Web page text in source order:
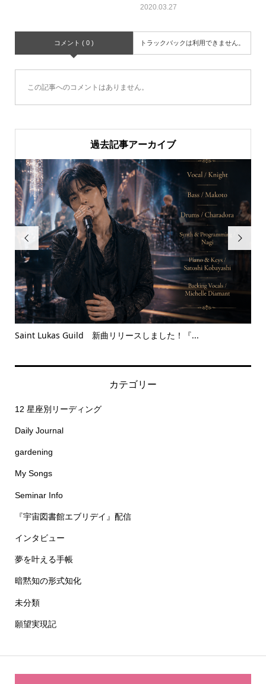
2020.03.27
コメント ( 0 ) トラックバックは利用できません。
この記事へのコメントはありません。
過去記事アーカイブ

Guild 新曲リリースしました！『...

カテゴリー
12 星座別リーディング
Daily Journal
gardening
My Songs
Seminar Info
『宇宙図書館エブリデイ』配信
インタビュー
夢を叶える手帳
暗黙知の形式知化
未分類
願望実現記